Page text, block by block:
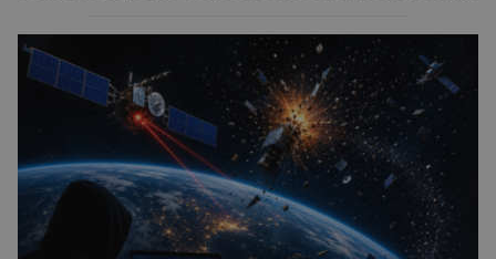
z City University of New York a King’s College
London ukazuje, že někteří choboti, včetně
populárního systému Grok od firmy xAI Elona
Muska, mají tendenci podporovat bludné
představy […]